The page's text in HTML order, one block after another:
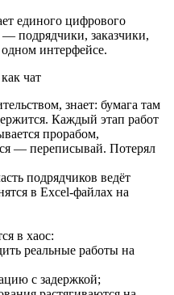
единого цифрового
— подрядчики, заказчики,
интерфейсе.
чат
знает: бумага там
Каждый этап работ
прорабом,
— переписывай. Потерял
подрядчиков ведёт
в Excel-файлах на
в хаос:
реальные работы на
с задержкой;